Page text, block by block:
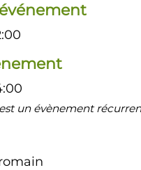
un évènement